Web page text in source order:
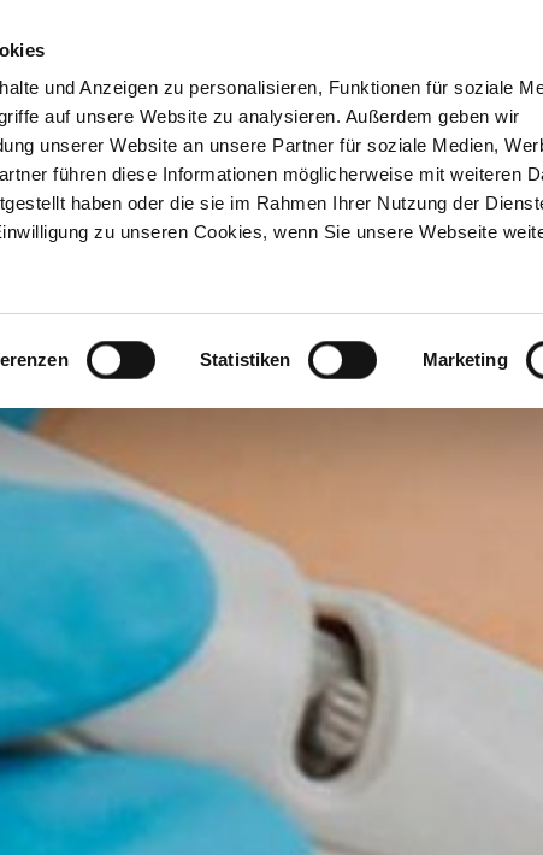
und Anzeigen zu personalisieren, Funktionen für soziale
auf unsere Website zu analysieren. Außerdem geben wir
unserer Website an unsere Partner für soziale Medien,
führen diese Informationen möglicherweise mit weiteren
haben oder die sie im Rahmen Ihrer Nutzung der
zu unseren Cookies, wenn Sie unsere Webseite
Statistiken Marketing
Dermatologie Hautkrebs Ästhetik
Hautverjüngung HydraFacial™